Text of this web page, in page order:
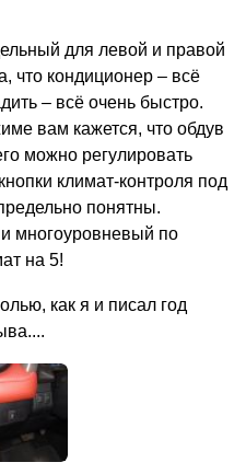
для левой и правой
что кондиционер – всё
– всё очень быстро.
вам кажется, что обдув
можно регулировать
климат-контроля под
понятны.
многоуровневый по
на 5!
как я и писал год